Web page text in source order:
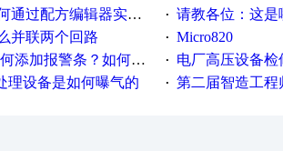
方编辑器实现NB配方功能？ · 请教各位：这是
并联两个回路 · Micro820
警条？如何登陆报警信息？ · 电厂高压设备
理设备是如何曝气的 · 第二届智造工程师节